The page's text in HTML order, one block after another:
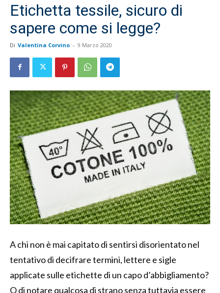
Etichetta tessile, sicuro di
sapere come si legge?
Di Valentina Corvino - 9 Marzo 2020
A chi non è mai capitato di sentirsi disorientato nel
tentativo di decifrare termini, lettere e sigle
applicate sulle etichette di un capo d’abbigliamento?
O di notare qualcosa di strano senza tuttavia essere